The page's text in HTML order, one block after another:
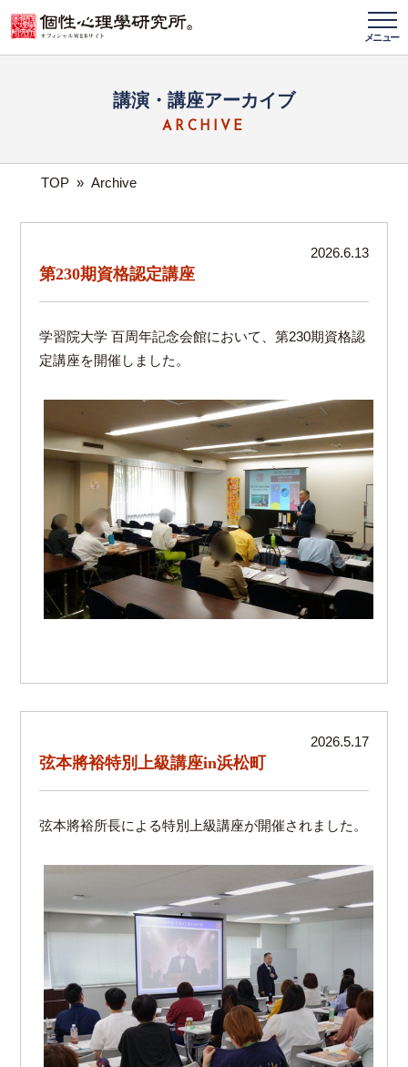
メニュー
講演・講座アーカイブ
ARCHIVE
TOP » Archive
2026.6.13
第230期資格認定講座
学習院大学 百周年記念会館において、第230期資格認
定講座を開催しました。
2026.5.17
弦本將裕特別上級講座in浜松町
弦本將裕所長による特別上級講座が開催されました。